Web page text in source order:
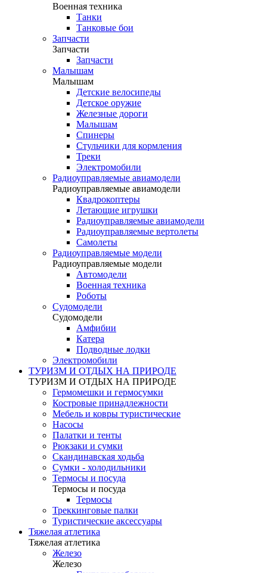
Военная техника
Танки
Танковые бои
Запчасти
Запчасти
Запчасти
Малышам
Малышам
Детские велосипеды
Детское оружие
Железные дороги
Малышам
Спинеры
Стульчики для кормления
Треки
Электромобили
Радиоуправляемые авиамодели
Радиоуправляемые авиамодели
Квадрокоптеры
Летающие игрушки
Радиоуправляемые авиамодели
Радиоуправляемые вертолеты
Самолеты
Радиоуправляемые модели
Радиоуправляемые модели
Автомодели
Военная техника
Роботы
Судомодели
Судомодели
Амфибии
Катера
Подводные лодки
Электромобили
ТУРИЗМ И ОТДЫХ НА ПРИРОДЕ
ТУРИЗМ И ОТДЫХ НА ПРИРОДЕ
Гермомешки и гермосумки
Костровые принадлежности
Мебель и ковры туристические
Насосы
Палатки и тенты
Рюкзаки и сумки
Скандинавская ходьба
Сумки - холодильники
Термосы и посуда
Термосы и посуда
Термосы
Треккинговые палки
Туристические аксессуары
Тяжелая атлетика
Тяжелая атлетика
Железо
Железо